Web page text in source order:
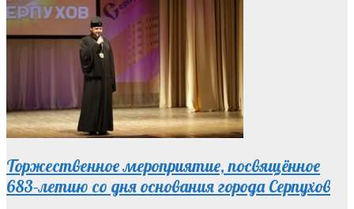
Торжественное мероприятие, посвящённое
683–летию со дня основания города Серпухов